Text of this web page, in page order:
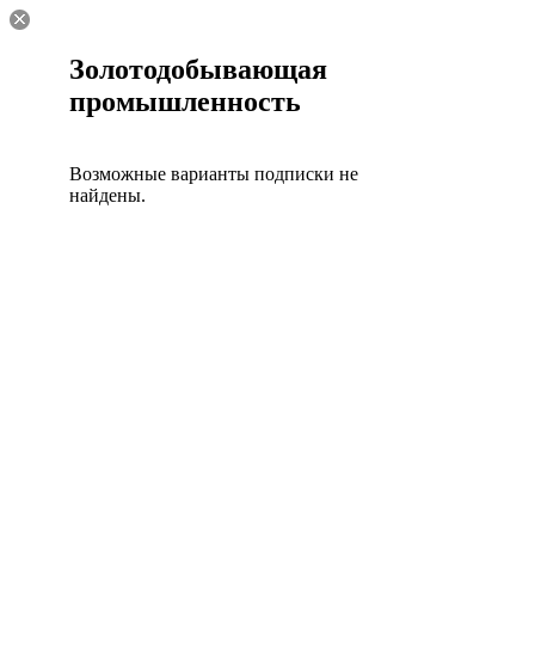
Золотодобывающая
промышленность
Возможные варианты подписки не
найдены.